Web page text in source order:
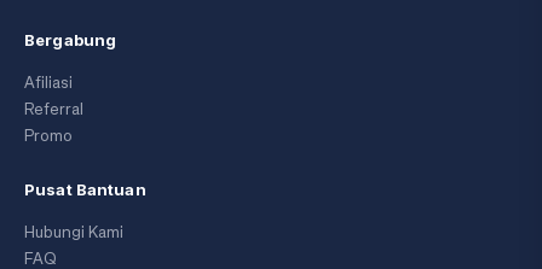
Bergabung
Afiliasi
Referral
Promo
Pusat Bantuan
Hubungi Kami
FAQ